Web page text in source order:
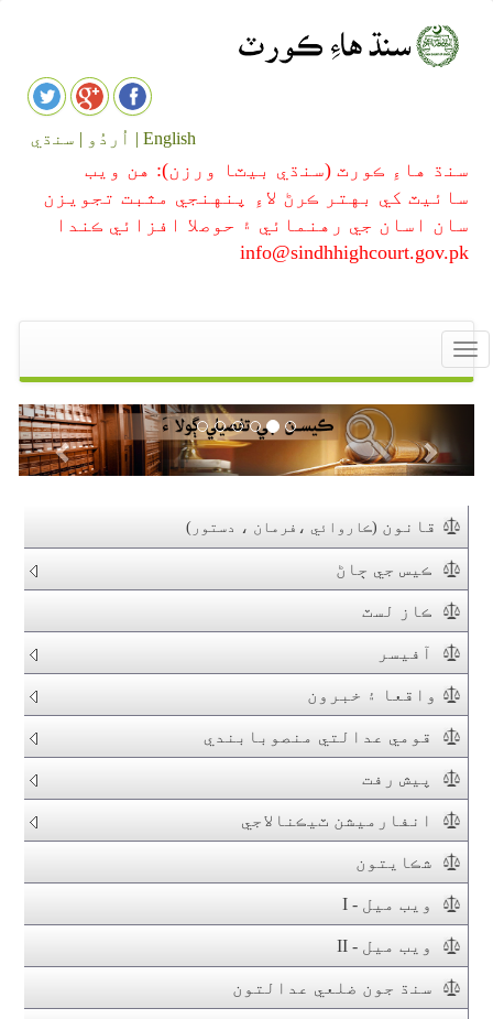
English | اُردُو | سنڌي
سنڌ هاءِ ڪورٽ (سنڌي بيٽا ورزن): هن ويب
سائيٽ کي بهتر ڪرڻ لاءِ پنهنجي مثبت تجويزن
سان اسان جي رهنمائي ۽ حوصلا افزائي ڪندا
info@sindhhighcourt.gov.pk
Toggle
navigation
قانون (ڪاروائي ،فرمان ، دستور)
ڪيس جي ڄاڻ
ڪاز لسٽ
آفيسر
واقعا ۽ خبرون
قومي عدالتي منصوبابندي
پيش رفت
انفارميشن ٽيڪنالاجي
شڪايتون
ويب ميل - I
ويب ميل - II
سنڌ جون ضلعي عدالتون